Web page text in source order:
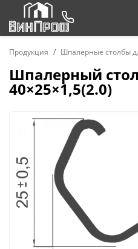
Продукция Шпалерные столбы
Шпалерный
40×25×1,5(2.0)